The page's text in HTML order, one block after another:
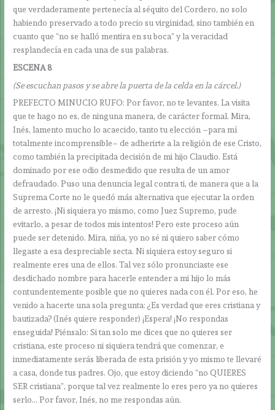
que verdaderamente pertenecía al séquito del Cordero, no solo
habiendo preservado a todo precio su virginidad, sino también en
cuanto que “no se halló mentira en su boca” y la veracidad
resplandecía en cada una de sus palabras.
ESCENA 8
(Se escuchan pasos y se abre la puerta de la celda en la cárcel.)
PREFECTO MINUCIO RUFO: Por favor, no te levantes. La visita
que te hago no es, de ninguna manera, de carácter formal. Mira,
Inés, lamento mucho lo acaecido, tanto tu elección –para mí
totalmente incomprensible– de adherirte a la religión de ese Cristo,
como también la precipitada decisión de mi hijo Claudio. Está
dominado por ese odio desmedido que resulta de un amor
defraudado. Puso una denuncia legal contra ti, de manera que a la
Suprema Corte no le quedó más alternativa que ejecutar la orden
de arresto. ¡Ni siquiera yo mismo, como Juez Supremo, pude
evitarlo, a pesar de todos mis intentos! Pero este proceso aún
puede ser detenido. Mira, niña, yo no sé ni quiero saber cómo
llegaste a esa despreciable secta. Ni siquiera estoy seguro si
realmente eres una de ellos. Tal vez sólo pronunciaste ese
desdichado nombre para hacerle entender a mi hijo lo más
contundentemente posible que no quieres nada con él. Por eso, he
venido a hacerte una sola pregunta: ¿Es verdad que eres cristiana y
bautizada? (Inés quiere responder) ¡Espera! ¡No respondas
enseguida! Piénsalo: Si tan solo me dices que no quieres ser
cristiana, este proceso ni siquiera tendrá que comenzar, e
inmediatamente serás liberada de esta prisión y yo mismo te llevaré
a casa, donde tus padres. Ojo, que estoy diciendo “no QUIERES
SER cristiana”, porque tal vez realmente lo eres pero ya no quieres
serlo… Por favor, Inés, no me respondas aún.